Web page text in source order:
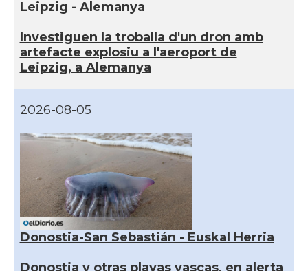
Leipzig - Alemanya
Investiguen la troballa d'un dron amb
artefacte explosiu a l'aeroport de
Leipzig, a Alemanya
2026-08-05
Donostia-San Sebastián - Euskal Herria
Donostia y otras playas vascas, en alerta